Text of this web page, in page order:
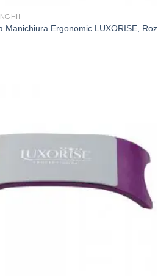
Manichiura Ergonomic LUXORISE, Roz